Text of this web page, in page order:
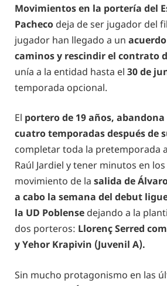
Movimientos en la portería del
Pacheco deja de ser jugador del
jugador han llegado a un
caminos y rescindir el contrato
unía a la entidad hasta el 30 de
temporada opcional.
El portero de 19 años, abandona
cuatro temporadas después de
completar toda la pretemporada
Raúl Jardiel y tener minutos en
movimiento de la salida de
a cabo la semana del debut
la UD Poblense dejando a la
dos porteros: Llorenç Serred
y Yehor Krapivin (Juvenil A).
Sin mucho protagonismo en las